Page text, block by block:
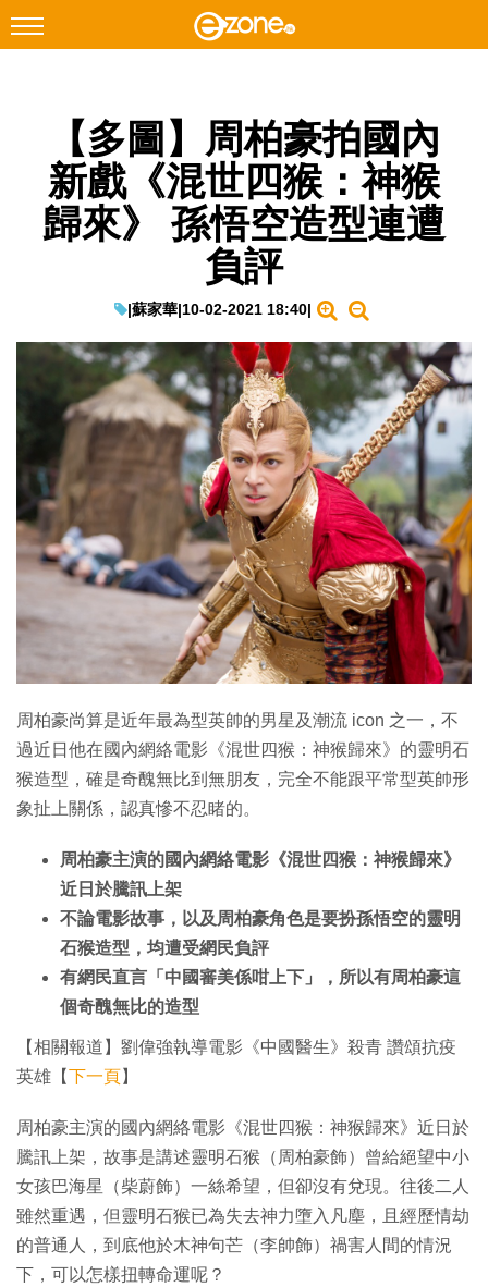
Facebook Instagram
科技焦點
網絡生活
EduTech
IT Times
生成式AI與雲端應用
Enterprise Digital Transformation
特集
【多圖】周柏豪拍國內
新戲《混世四猴：神猴
歸來》 孫悟空造型連遭
負評
|蘇家華|10-02-2021 18:40|
周柏豪尚算是近年最為型英帥的男星及潮流 icon 之一，不
過近日他在國內網絡電影《混世四猴：神猴歸來》的靈明石
猴造型，確是奇醜無比到無朋友，完全不能跟平常型英帥形
象扯上關係，認真慘不忍睹的。
周柏豪主演的國內網絡電影《混世四猴：神猴歸來》
近日於騰訊上架
不論電影故事，以及周柏豪角色是要扮孫悟空的靈明
石猴造型，均遭受網民負評
有網民直言「中國審美係咁上下」，所以有周柏豪這
個奇醜無比的造型
【相關報道】劉偉強執導電影《中國醫生》殺青 讚頌抗疫
英雄【下一頁】
周柏豪主演的國內網絡電影《混世四猴：神猴歸來》近日於
騰訊上架，故事是講述靈明石猴（周柏豪飾）曾給絕望中小
女孩巴海星（柴蔚飾）一絲希望，但卻沒有兌現。往後二人
雖然重遇，但靈明石猴已為失去神力墮入凡塵，且經歷情劫
的普通人，到底他於木神句芒（李帥飾）禍害人間的情況
下，可以怎樣扭轉命運呢？